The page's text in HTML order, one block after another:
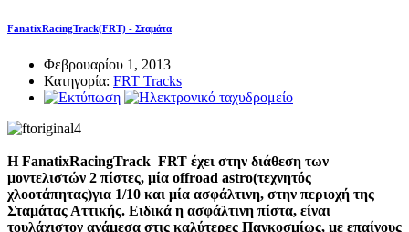
FanatixRacingTrack(FRT) - Σταμάτα
Φεβρουαρίου 1, 2013
Κατηγορία: FRT Tracks
Η FanatixRacingTrack FRT έχει στην διάθεση των
μοντελιστών 2 πίστες, μία offroad astro(τεχνητός
χλοοτάπητας)για 1/10 και μία ασφάλτινη, στην περιοχή της
Σταμάτας Αττικής. Ειδικά η ασφάλτινη πίστα, είναι
τουλάχιστον ανάμεσα στις καλύτερες Παγκοσμίως, με επαίνους